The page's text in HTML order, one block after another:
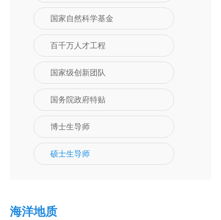
国家自然科学基金
百千万人才工程
国家级创新团队
国务院政府特贴
博士生导师
硕士生导师
海洋地质